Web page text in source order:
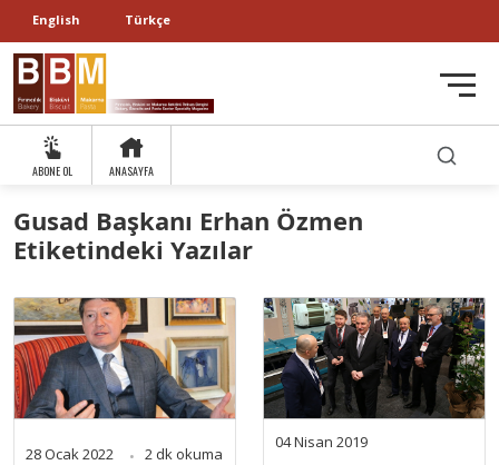
English Türkçe
ABONE OL ANASAYFA
Gusad Başkanı Erhan Özmen
Etiketindeki Yazılar
28 Ocak 2022
2 dk okuma
04 Nisan 2019